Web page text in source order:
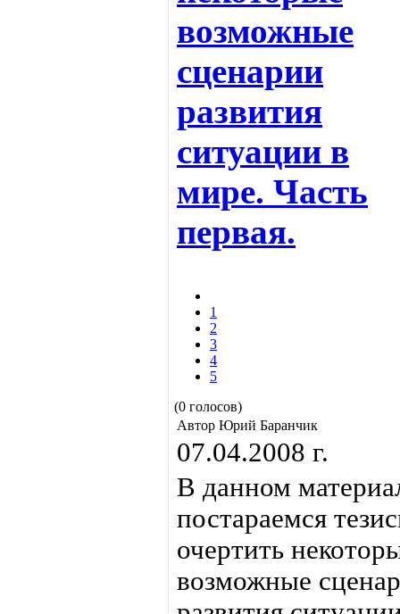
возможные
сценарии
развития
ситуации в
мире. Часть
первая.
1
2
3
4
5
(0 голосов)
Автор Юрий Баранчик
07.04.2008 г.
В данном
постараемся
очертить
возможные